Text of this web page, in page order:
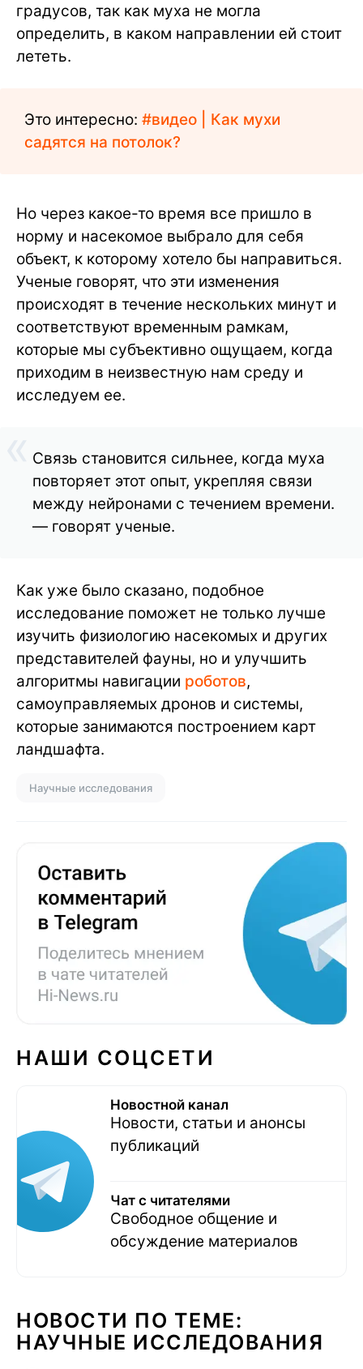
градусов, так как муха не могла
определить, в каком направлении ей стоит
лететь.
Это интересно: #видео | Как мухи
садятся на потолок?
Но через какое-то время все пришло в
норму и насекомое выбрало для себя
объект, к которому хотело бы направиться.
Ученые говорят, что эти изменения
происходят в течение нескольких минут и
соответствуют временным рамкам,
которые мы субъективно ощущаем, когда
приходим в неизвестную нам среду и
исследуем ее.
Связь становится сильнее, когда муха
повторяет этот опыт, укрепляя связи
между нейронами с течением времени.
— говорят ученые.
Как уже было сказано, подобное
исследование поможет не только лучше
изучить физиологию насекомых и других
представителей фауны, но и улучшить
алгоритмы навигации роботов,
самоуправляемых дронов и системы,
которые занимаются построением карт
ландшафта.
Научные исследования
НАШИ СОЦСЕТИ
Новостной канал
Новости, статьи и анонсы
публикаций
Чат с читателями
Свободное общение и
обсуждение материалов
НОВОСТИ ПО ТЕМЕ:
НАУЧНЫЕ ИССЛЕДОВАНИЯ